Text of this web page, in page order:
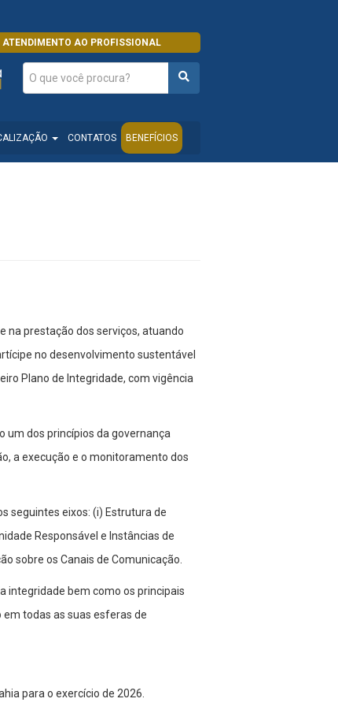
ATENDIMENTO AO PROFISSIONAL
CONTATOS BENEFÍCIOS
na prestação dos serviços, atuando
no desenvolvimento sustentável
Plano de Integridade, com vigência
um dos princípios da governança
a execução e o monitoramento dos
seguintes eixos: (i) Estrutura de
Responsável e Instâncias de
sobre os Canais de Comunicação.
integridade bem como os principais
todas as suas esferas de
para o exercício de 2026.